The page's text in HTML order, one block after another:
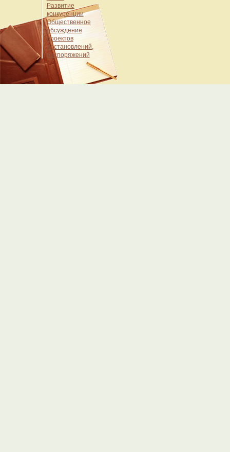
Развитие
конкуренции
Общественное
обсуждение
проектов
постановлений,
распоряжений